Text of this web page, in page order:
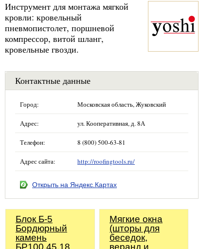
Инструмент для монтажа мягкой
кровли: кровельный
пневмопистолет, поршневой
компрессор, витой шланг,
кровельные гвозди.
Контактные данные
Город: Московская область, Жуковский
Адрес: ул. Кооперативная, д. 8А
Телефон: 8 (800) 500-63-81
Адрес сайта: http://roofingtools.ru/
Открыть на Яндекс.Картах
Блок Б-5
Бордюрный
камень
БР100.45.18
Мягкие окна
(шторы для
беседок,
веранд и